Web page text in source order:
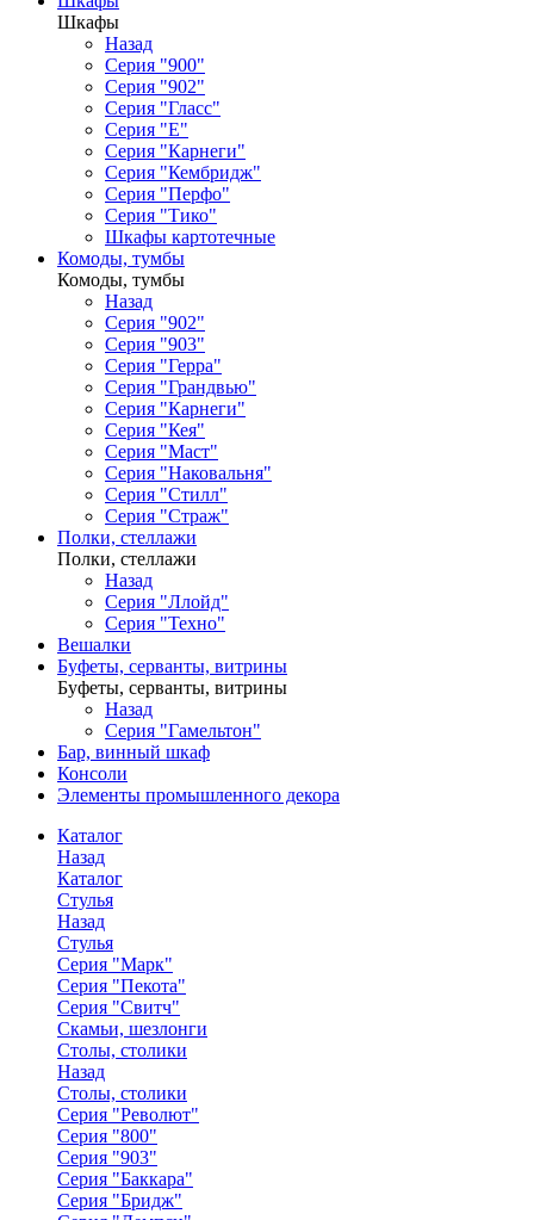
Шкафы
Назад
Серия "900"
Серия "902"
Серия "Гласс"
Серия "Е"
Серия "Карнеги"
Серия "Кембридж"
Серия "Перфо"
Серия "Тико"
Шкафы картотечные
Комоды, тумбы
Комоды, тумбы
Назад
Серия "902"
Серия "903"
Серия "Герра"
Серия "Грандвью"
Серия "Карнеги"
Серия "Кея"
Серия "Маст"
Серия "Наковальня"
Серия "Стилл"
Серия "Страж"
Полки, стеллажи
Полки, стеллажи
Назад
Серия "Ллойд"
Серия "Техно"
Вешалки
Буфеты, серванты, витрины
Буфеты, серванты, витрины
Назад
Серия "Гамельтон"
Бар, винный шкаф
Консоли
Элементы промышленного декора
Каталог
Назад
Каталог
Стулья
Назад
Стулья
Серия "Марк"
Серия "Пекота"
Серия "Свитч"
Скамьи, шезлонги
Столы, столики
Назад
Столы, столики
Серия "Револют"
Серия "800"
Серия "903"
Серия "Баккара"
Серия "Бридж"